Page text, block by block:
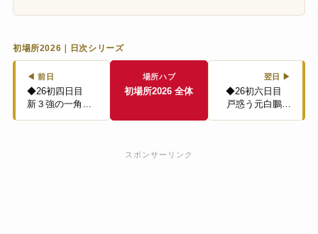
初場所2026｜日次シリーズ
◀ 前日
◆26初四日目
新３強の一角…
場所ハブ
初場所2026 全体
翌日 ▶
◆26初六日目
戸惑う元白鵬…
スポンサーリンク